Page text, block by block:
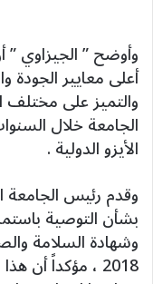
وأوضح ” الجيزاوي
أعلى معايير الجودة
والتميز على
الجامعة خلال
الأيزو الدولية .
وقدم رئيس الجامعة
2018 ، مؤكداً أن